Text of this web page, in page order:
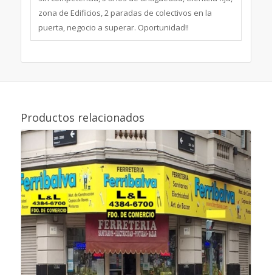
zona de Edificios, 2 paradas de colectivos en la
puerta, negocio a superar. Oportunidad!!
Productos relacionados